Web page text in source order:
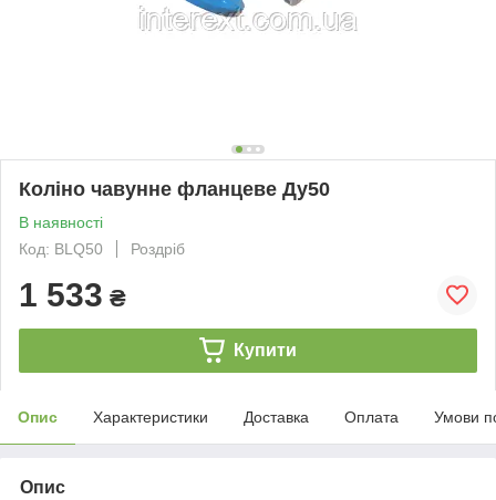
Коліно чавунне фланцеве Ду50
В наявності
Код: BLQ50
Роздріб
1 533 ₴
Купити
Опис Характеристики Доставка Оплата Умови
Опис